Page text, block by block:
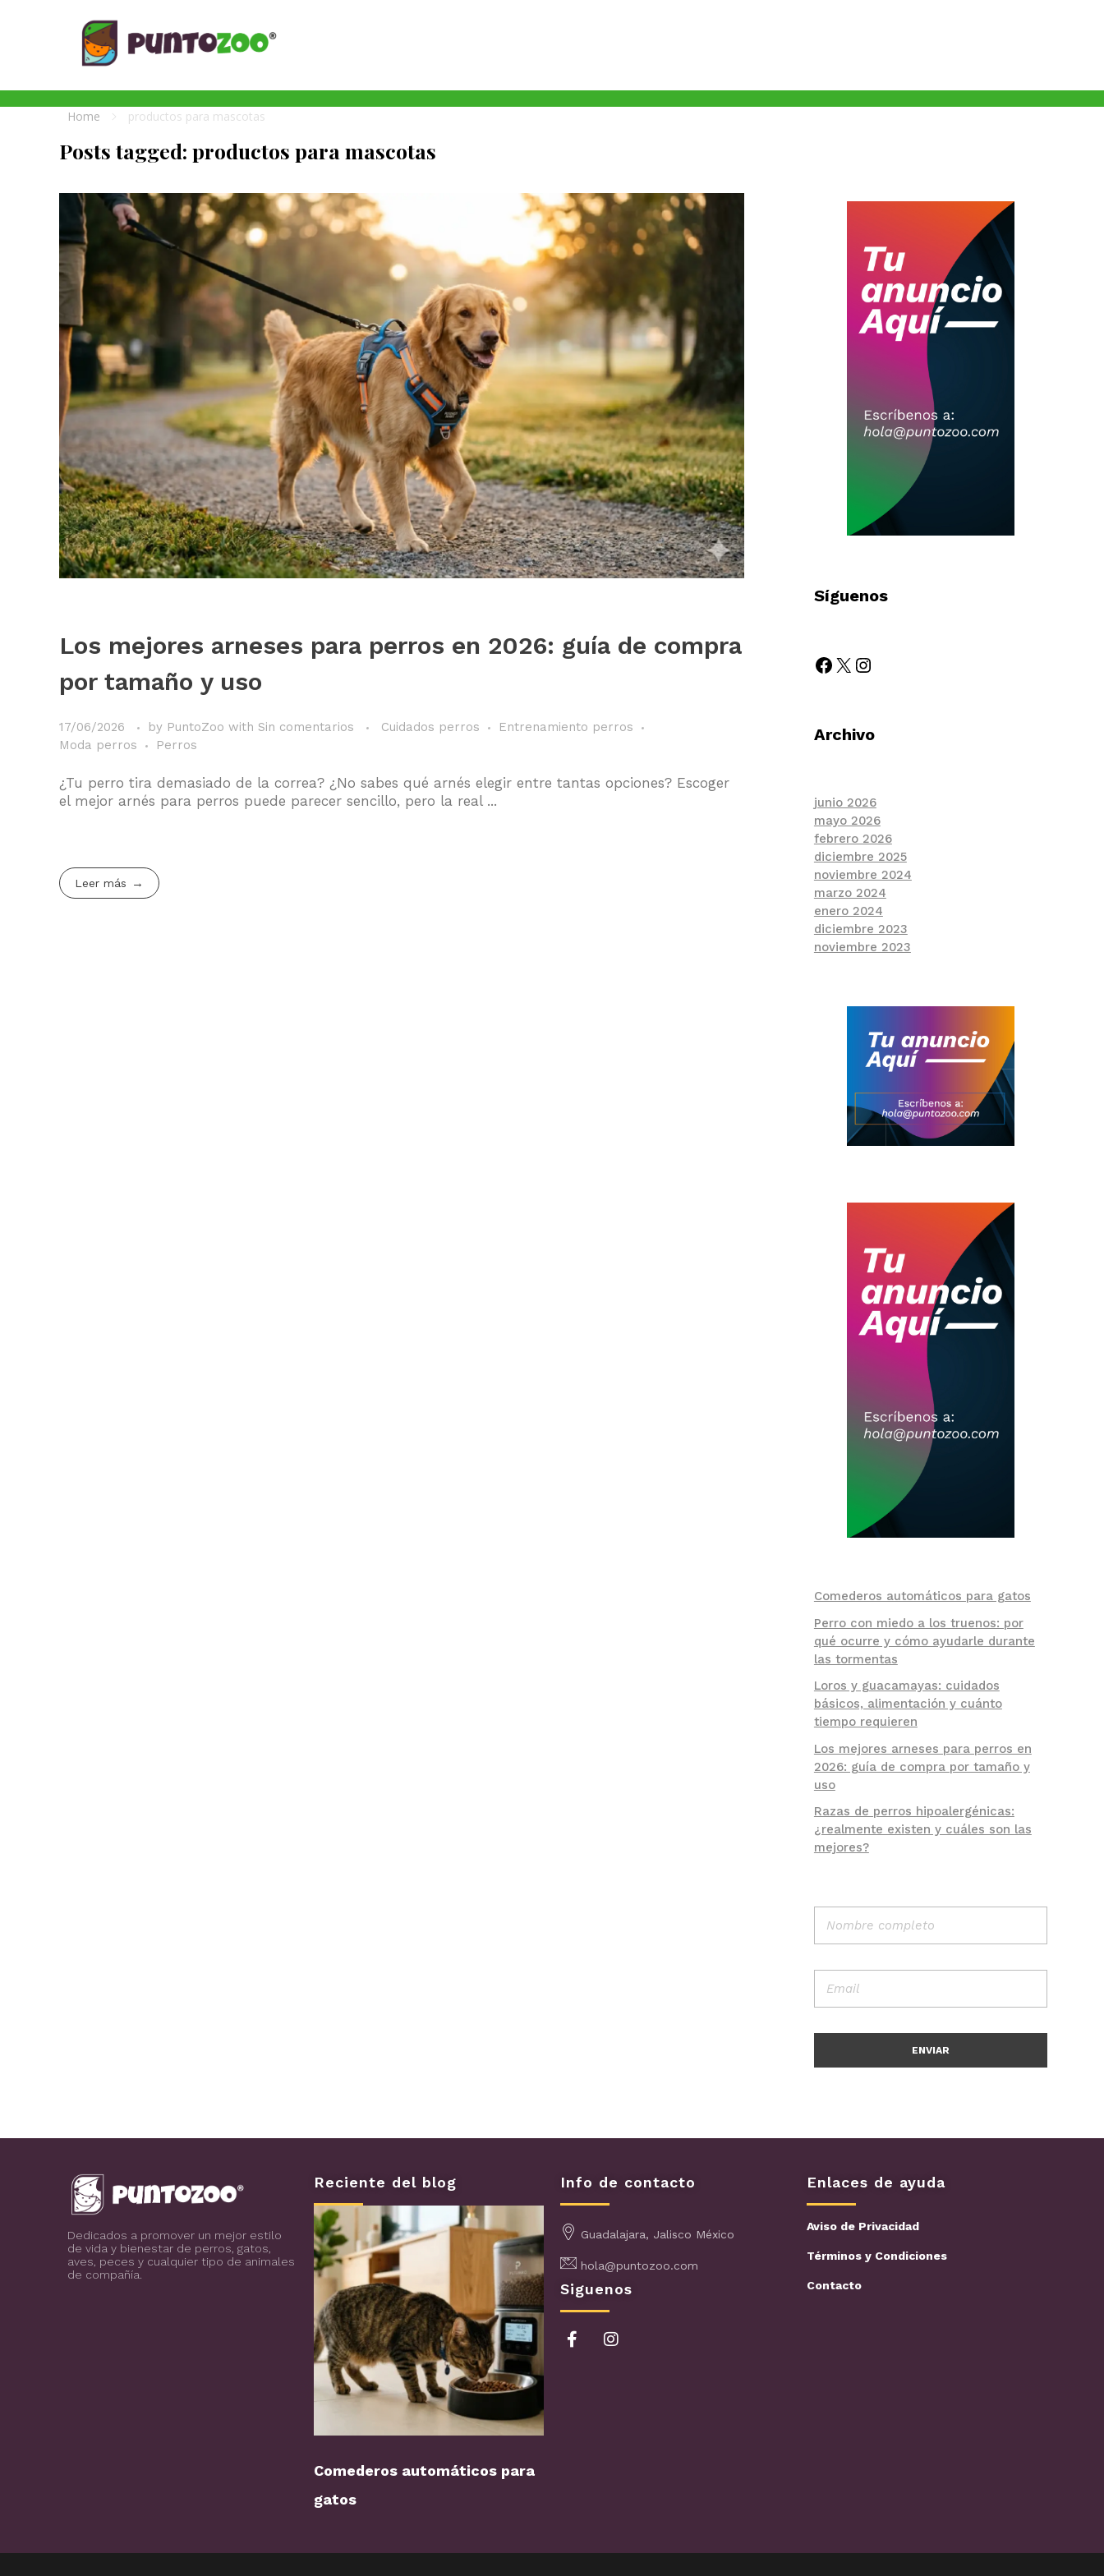
Home productos para mascotas
Posts tagged: productos para mascotas
Los mejores arneses para perros en 2026: guía de compra
por tamaño y uso
17/06/2026 by PuntoZoo with Sin comentarios Cuidados perros
Entrenamiento perros
Moda perros
Perros
¿Tu perro tira demasiado de la correa? ¿No sabes qué arnés elegir entre tantas opciones? Escoger
el mejor arnés para perros puede parecer sencillo, pero la real ...
Leer más
Síguenos
Archivo
junio 2026
mayo 2026
febrero 2026
diciembre 2025
noviembre 2024
marzo 2024
enero 2024
diciembre 2023
noviembre 2023
Comederos automáticos para gatos
Perro con miedo a los truenos: por
qué ocurre y cómo ayudarle durante
las tormentas
Loros y guacamayas: cuidados
básicos, alimentación y cuánto
tiempo requieren
Los mejores arneses para perros en
2026: guía de compra por tamaño y
uso
Razas de perros hipoalergénicas:
¿realmente existen y cuáles son las
mejores?
PuntoZoo
Dedicados a promover un mejor estilo
de vida y bienestar de perros, gatos,
aves, peces y cualquier tipo de animales
de compañía.
Reciente del blog
Comederos automáticos para
gatos
Info de contacto
Guadalajara, Jalisco México
hola@puntozoo.com
Siguenos
Enlaces de ayuda
Aviso de Privacidad
Términos y Condiciones
Contacto